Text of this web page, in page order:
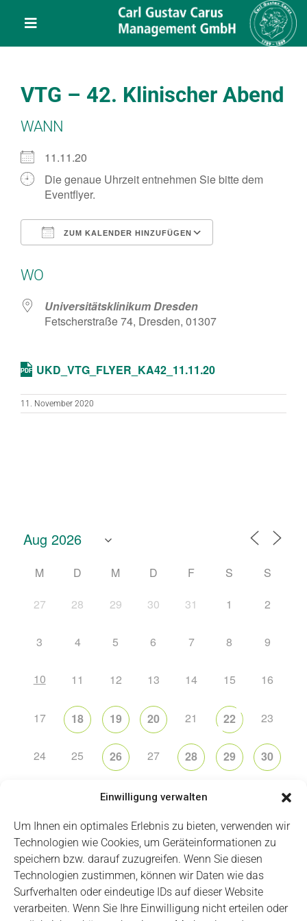
Einwilligung verwalten
Um Ihnen ein optimales Erlebnis zu bieten, verwenden wir
Technologien wie Cookies, um Geräteinformationen zu
speichern bzw. darauf zuzugreifen. Wenn Sie diesen
Technologien zustimmen, können wir Daten wie das
Surfverhalten oder eindeutige IDs auf dieser Website
verarbeiten. Wenn Sie Ihre Einwilligung nicht erteilen oder
Toggle
Navigation
Über uns
Veranstaltungen
Projekte
Service
VTG – 42. Klinischer Abend
WANN
11.11.20
Die genaue Uhrzeit entnehmen Sie bitte dem
Eventflyer.
ZUM KALENDER HINZUFÜGEN
WO
Universitätsklinikum Dresden
Fetscherstraße 74, Dresden, 01307
UKD_VTG_FLYER_KA42_11.11.20
11. November 2020
M D M D F S
S
27
28 29 30 31 1 2
3 4 5 6 7 8 9
10 11 12 13 14 15 16
17 18 19 20 21 22 23
24 25 26 27 28 29 30
2 3 4
Impressum Datenschutz Login